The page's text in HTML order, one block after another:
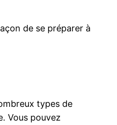
de se préparer à
types de
Vous pouvez